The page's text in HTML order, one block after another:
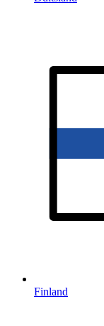
Finland